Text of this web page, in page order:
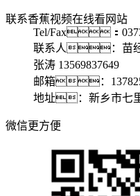
联系香蕉视频在线看网站
Tel/Fax：
联系人：苗经
张涛 13569837649
邮箱：
地址：新乡市七
微信更方便